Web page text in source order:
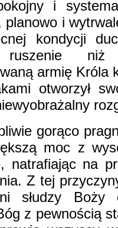
i
planowo i
kondycji
ruszenie niż
armię Króla
otworzył
gorąco
moc z
natrafiając na
Z tej
słudzy
z pewnością